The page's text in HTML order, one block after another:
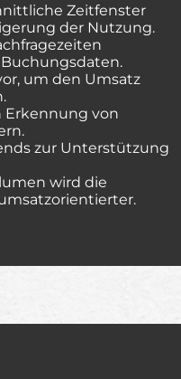
Zeitfenster
der Nutzung.
um den Umsatz
Erkennung von
zur Unterstützung
wird die